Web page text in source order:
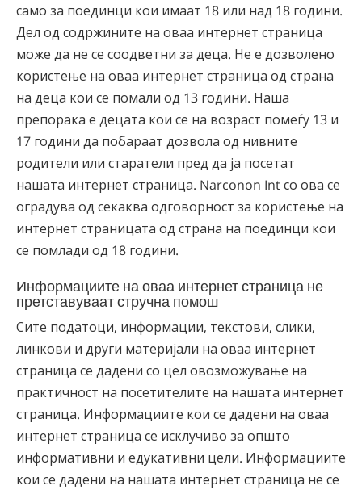
само за поединци кои имаат 18 или над 18 години.
Дел од содржините на оваа интернет страница
може да не се соодветни за деца. Не е дозволено
користење на оваа интернет страница од страна
на деца кои се помали од 13 години. Наша
препорака е децата кои се на возраст помеѓу 13 и
17 години да побараат дозвола од нивните
родители или старатели пред да ја посетат
нашата интернет страница. Narconon Int со ова се
оградува од секаква одговорност за користење на
интернет страницата од страна на поединци кои
се помлади од 18 години.
Информациите на оваа интернет страница не
претставуваат стручна помош
Сите податоци, информации, текстови, слики,
линкови и други материјали на оваа интернет
страница се дадени со цел овозможување на
практичност на посетителите на нашата интернет
страница. Информациите кои се дадени на оваа
интернет страница се исклучиво за општо
информативни и едукативни цели. Информациите
кои се дадени на нашата интернет страница не се